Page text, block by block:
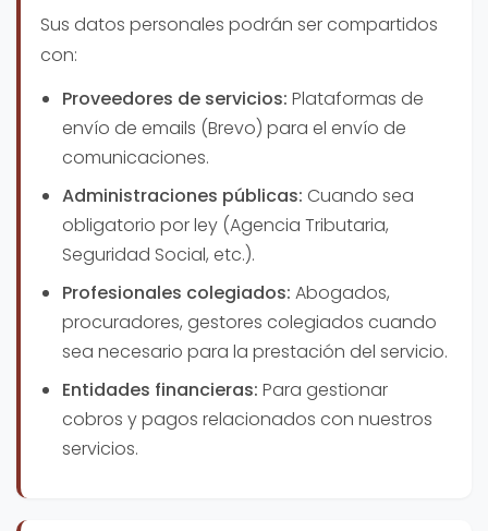
Sus datos personales podrán ser compartidos
con:
Proveedores de servicios: Plataformas de
envío de emails (Brevo) para el envío de
comunicaciones.
Administraciones públicas: Cuando sea
obligatorio por ley (Agencia Tributaria,
Seguridad Social, etc.).
Profesionales colegiados: Abogados,
procuradores, gestores colegiados cuando
sea necesario para la prestación del servicio.
Entidades financieras: Para gestionar
cobros y pagos relacionados con nuestros
servicios.